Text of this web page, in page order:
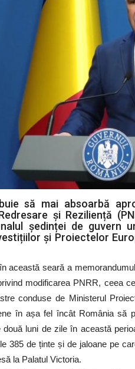
să mai absoarbă
și Reziliență
ședinței de guvern
și Proiectelor
această seară a
modificarea PNRR, ceea
conduse de Ministerul
în așa fel încât România să
două luni de zile în această
385 de ținte și de jaloane pe
la Palatul Victoria.